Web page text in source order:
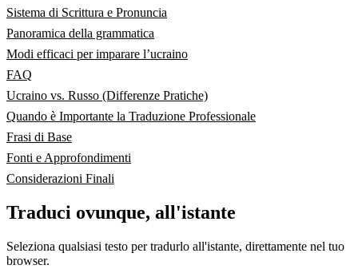
Sistema di Scrittura e Pronuncia
Panoramica della grammatica
Modi efficaci per imparare l’ucraino
FAQ
Ucraino vs. Russo (Differenze Pratiche)
Quando è Importante la Traduzione Professionale
Frasi di Base
Fonti e Approfondimenti
Considerazioni Finali
Traduci ovunque, all'istante
Seleziona qualsiasi testo per tradurlo all'istante, direttamente nel tuo
browser.